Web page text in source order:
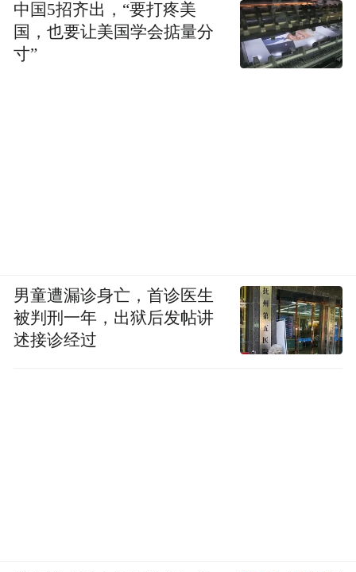
中国5招齐出，“要打疼美
国，也要让美国学会掂量分
寸”
男童遭漏诊身亡，首诊医生
被判刑一年，出狱后发帖讲
述接诊经过